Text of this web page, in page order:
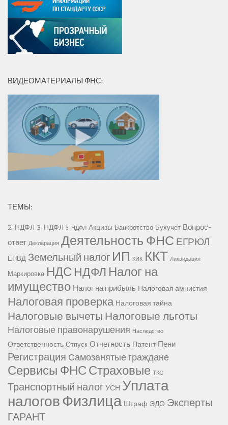
ВИДЕОМАТЕРИАЛЫ ФНС:
ТЕМЫ:
2-НДФЛ 3-НДФЛ 6-НДФЛ Акцизы Банкротство Бухучет Вопрос-
ответ Декларация Деятельность ФНС ЕГРЮЛ
ЕНВД Земельный налог ИП КИК ККТ Ликвидация
Маркировка НДС НДФЛ Налог на
имущество Налог на прибыль Налоговая амнистия
Налоговая проверка Налоговая тайна
Налоговые вычетыНалоговые льготы
Налоговые правонарушения Наследство
Ответственность Отпуск Отчетность Патент Пени
Регистрация Самозанятые граждане
Сервисы ФНССтраховые ТКС
Транспортный налогУСН Уплата
налоговФизлица Штраф ЭДО Эксперты
ГАРАНТ